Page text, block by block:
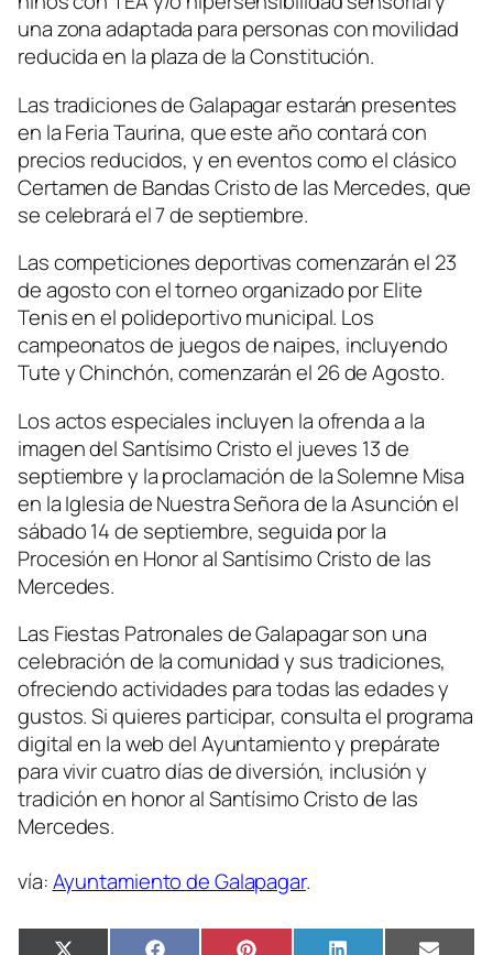
una zona adaptada para personas con movilidad
reducida en la plaza de la Constitución.
Las tradiciones de Galapagar estarán presentes
en la Feria Taurina, que este año contará con
precios reducidos, y en eventos como el clásico
Certamen de Bandas Cristo de las Mercedes, que
se celebrará el 7 de septiembre.
Las competiciones deportivas comenzarán el 23
de agosto con el torneo organizado por Elite
Tenis en el polideportivo municipal. Los
campeonatos de juegos de naipes, incluyendo
Tute y Chinchón, comenzarán el 26 de Agosto.
Los actos especiales incluyen la ofrenda a la
imagen del Santísimo Cristo el jueves 13 de
septiembre y la proclamación de la Solemne Misa
en la Iglesia de Nuestra Señora de la Asunción el
sábado 14 de septiembre, seguida por la
Procesión en Honor al Santísimo Cristo de las
Mercedes.
Las Fiestas Patronales de Galapagar son una
celebración de la comunidad y sus tradiciones,
ofreciendo actividades para todas las edades y
gustos. Si quieres participar, consulta el programa
digital en la web del Ayuntamiento y prepárate
para vivir cuatro días de diversión, inclusión y
tradición en honor al Santísimo Cristo de las
Mercedes.
vía:Ayuntamiento de Galapagar.